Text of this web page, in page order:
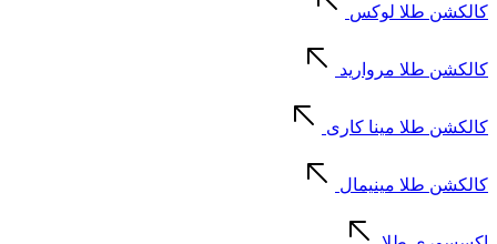
کالکشن طلا لوکس
کالکشن طلا مروارید
کالکشن طلا مینا کاری
کالکشن طلا مینیمال